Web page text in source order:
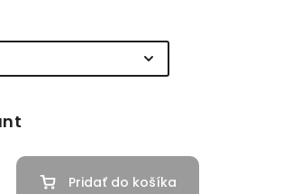
Pridať do košíka